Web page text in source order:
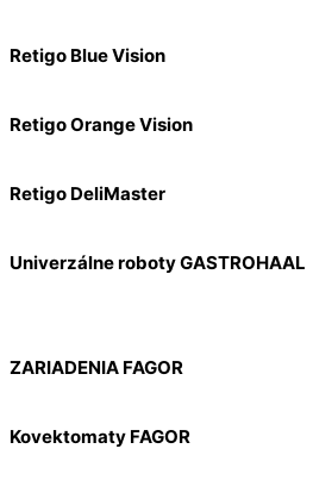
Retigo Blue Vision
Retigo Orange Vision
Retigo DeliMaster
Univerzálne roboty GASTROHAAL
ZARIADENIA FAGOR
Kovektomaty FAGOR